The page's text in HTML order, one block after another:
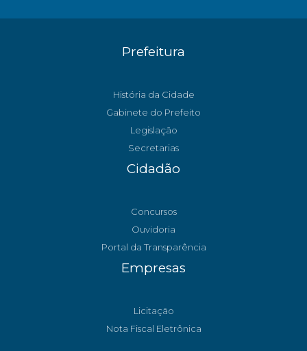
Prefeitura
História da Cidade
Gabinete do Prefeito
Legislação
Secretarias
Cidadão
Concursos
Ouvidoria
Portal da Transparência
Empresas
Licitação
Nota Fiscal Eletrônica